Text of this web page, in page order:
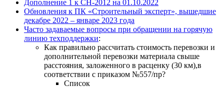
Дополнение 1 к СН-2012 на 01.10.2022
Обновления к ПК «Строительный эксперт», вышедшие
декабре 2022 – январе 2023 года
Часто задаваемые вопросы при обращении на горячую
линию техподдержки:
Как правильно рассчитать стоимость перевозки и
дополнительной перевозки материала свыше
расстояния, заложенного в расценку (30 км),в
соответствии с приказом №557/пр?
Список